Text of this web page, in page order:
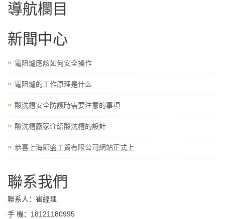
導航欄目
新聞中心
電阻爐應該如何安全操作
電阻爐的工作原理是什么
酸洗槽安全防護時需要注意的事項
酸洗槽廠家介紹酸洗槽的設計
恭喜上海節盛工貿有限公司網站正式上
聯系我們
聯系人：崔經理
手 機：18121180995